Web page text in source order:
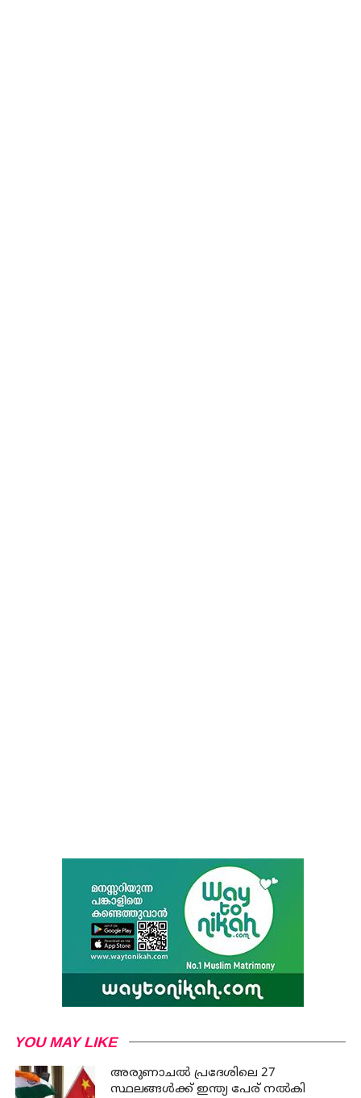
YOU MAY LIKE
അരുണാചല്‍ പ്രദേശിലെ 27
സ്ഥലങ്ങള്‍ക്ക് ഇന്ത്യ പേര് നല്‍കി